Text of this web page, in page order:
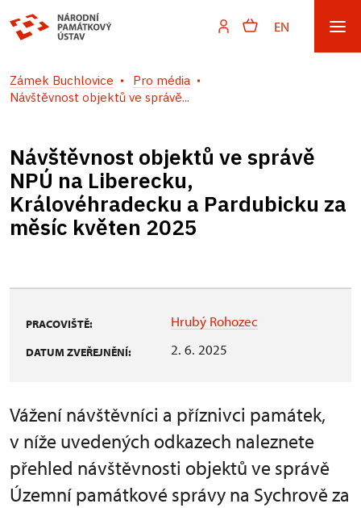
EN
Zámek Buchlovice
Pro média
Návštěvnost objektů ve správě...
Návštěvnost objektů ve správě
NPÚ na Liberecku,
Královéhradecku a Pardubicku za
měsíc květen 2025
PRACOVIŠTĚ: Hrubý Rohozec
DATUM ZVEŘEJNĚNÍ: 2. 6. 2025
Vážení návštěvníci a příznivci památek,
v níže uvedených odkazech naleznete
přehled návštěvnosti objektů ve správě
Územní památkové správy na Sychrově za